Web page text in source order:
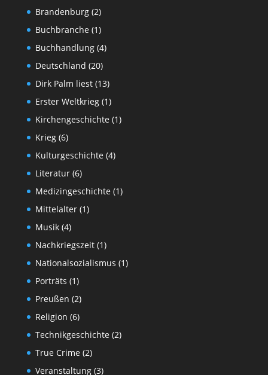
Brandenburg(2)
Buchbranche(1)
Buchhandlung(4)
Deutschland (20)
Dirk Palm liest(13)
Erster Weltkrieg(1)
Kirchengeschichte(1)
Krieg(6)
Kulturgeschichte(4)
Literatur(6)
Medizingeschichte(1)
Mittelalter(1)
Musik(4)
Nachkriegszeit(1)
Nationalsozialismus (1)
Porträts (1)
Preußen (2)
Religion (6)
Technikgeschichte(2)
True Crime(2)
Veranstaltung(3)